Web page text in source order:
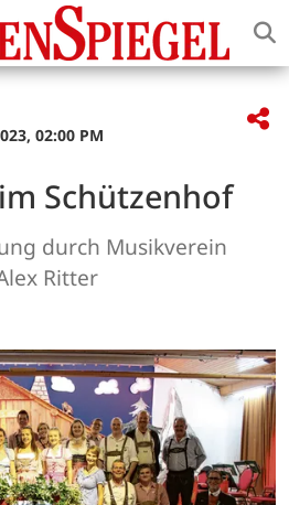
02:00 PM
Schützenhof
durch Musikverein
Ritter